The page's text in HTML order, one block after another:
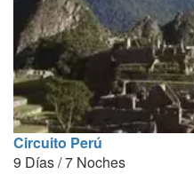
Circuito Perú
9 Días / 7 Noches